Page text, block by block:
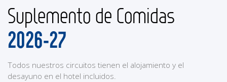
Suplemento de Comidas
2026-27
Todos nuestros circuitos tienen el alojamiento y el
desayuno en el hotel incluidos.